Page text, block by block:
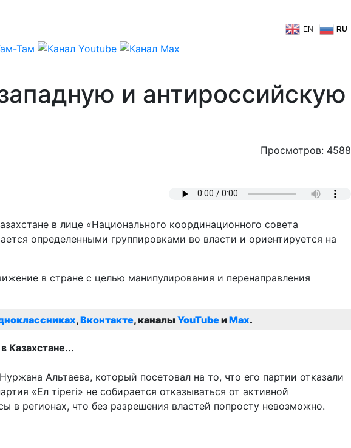
EN RU
и антироссийскую
Просмотров: 4588
в лице «Национального координационного совета
определенными группировками во власти и ориентируется на
в стране с целью манипулирования и перенаправления
,Вконтакте, каналы YouTubeиMax.
Альтаева, который посетовал на то, что его партии отказали
«Ел тірегі» не собирается отказываться от активной
в регионах, что без разрешения властей попросту невозможно.